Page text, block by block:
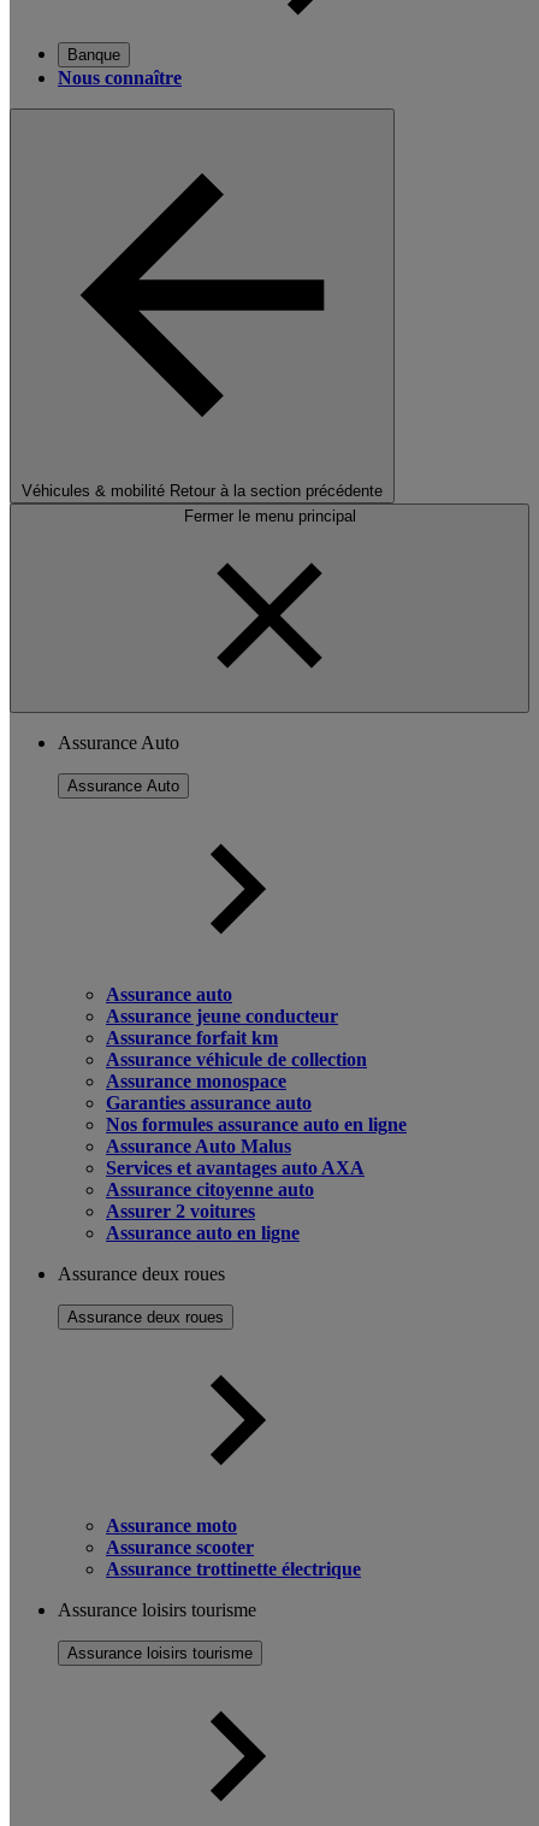
Banque
Nous connaître
Véhicules & mobilité Retour à la section précédente
Fermer le menu principal
Assurance Auto
Assurance Auto
Assurance auto
Assurance jeune conducteur
Assurance forfait km
Assurance véhicule de collection
Assurance monospace
Garanties assurance auto
Nos formules assurance auto en ligne
Assurance Auto Malus
Services et avantages auto AXA
Assurance citoyenne auto
Assurer 2 voitures
Assurance auto en ligne
Assurance deux roues
Assurance deux roues
Assurance moto
Assurance scooter
Assurance trottinette électrique
Assurance loisirs tourisme
Assurance loisirs tourisme